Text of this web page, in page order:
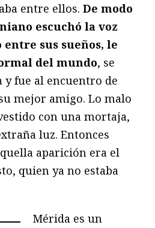
entre ellos. De modo
escuchó la voz
sus sueños, le
del mundo, se
y fue al encuentro de
mejor amigo. Lo malo
con una mortaja,
luz. Entonces
aparición era el
quien ya no estaba
Mérida es un